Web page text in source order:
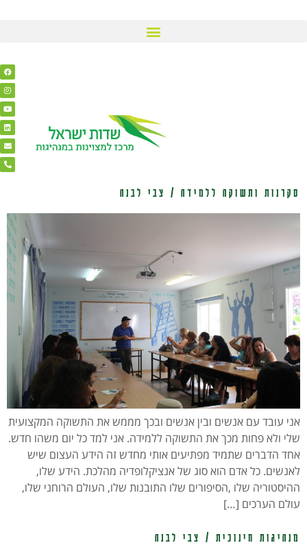
סקרנות ותשוקה ללמידה / צבי לבנה
אני עובד עם אנשים ובין אנשים ובכך מממש את התשוקה המקצועית
שלי ולא פחות מכך את התשוקה ללמידה. אני למד כל יום משהו חדש.
אחד הדברים שתמיד מפתיעים אותי מחדש זה הידע העצום שיש
לאנשים. כל אדם הוא סוג של אנציקלופדיה מהלכת. הידע שלו,
ההיסטוריה שלו ,הסיפורים שלו התובנות שלו, העולם הרוחני שלו,
עולם הערכים […]
מנהיגות חינוכית / צבי לבנה